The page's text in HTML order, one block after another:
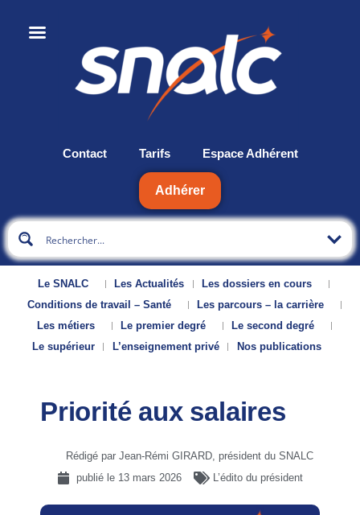
Contact Tarifs Espace Adhérent
Adhérer
Le SNALC Les Actualités
Les dossiers en cours
Conditions de travail – Santé
Les parcours – la carrière
Les métiers
Le premier degré
Le second degré
Le supérieur
L’enseignement privé Nos publications
Priorité aux salaires
Rédigé par Jean-Rémi GIRARD, président du SNALC
publié le 13 mars 2026 L’édito du président